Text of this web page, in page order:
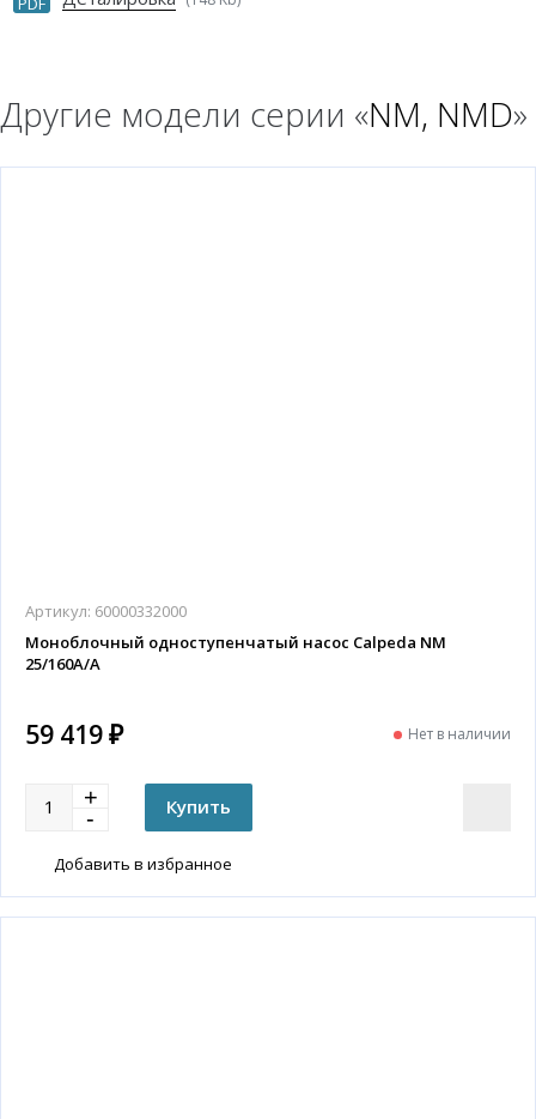
Другие модели серии «NM, NMD»
Артикул: 60000332000
Моноблочный одноступенчатый насос Calpeda NM
25/160A/A
59 419 ₽ Нет в наличии
Добавить в избранное